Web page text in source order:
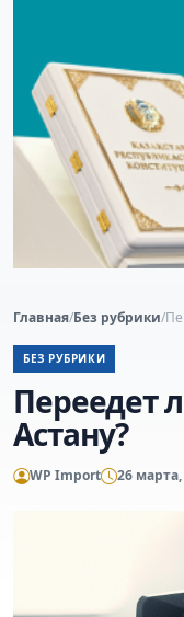
Главная/Без рубрики/
БЕЗ РУБРИКИ
Переедет
Астану?
WP Import 26 марта,